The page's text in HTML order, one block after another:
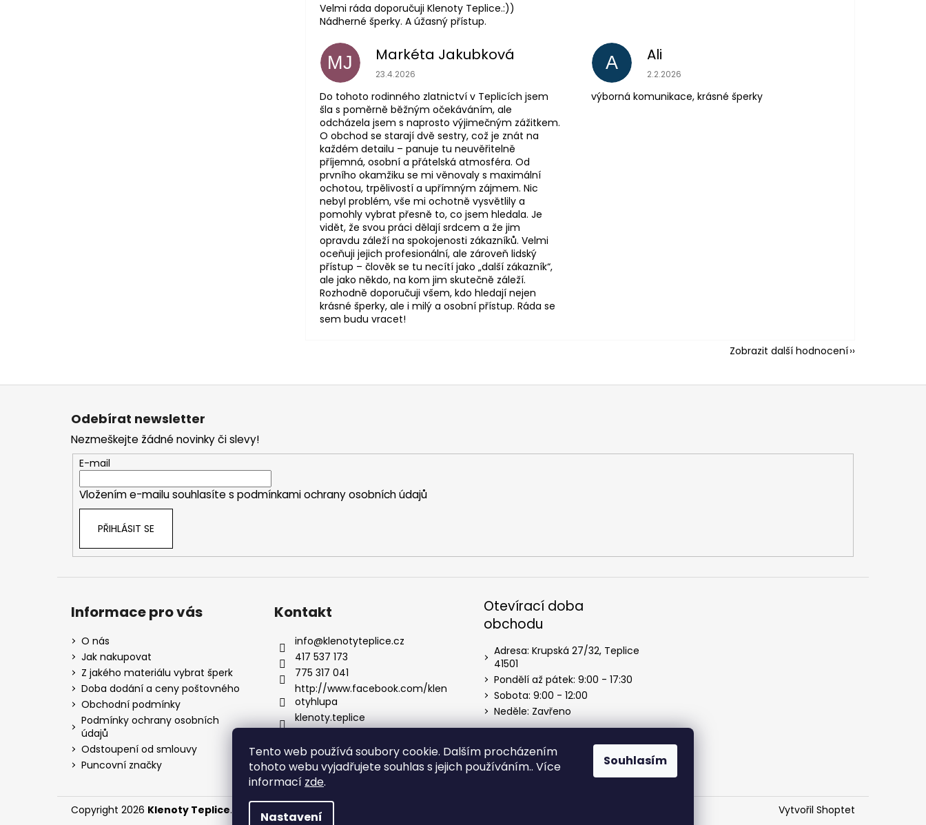
Tento web používá soubory cookie. Dalším procházením
tohoto webu vyjadřujete souhlas s jejich používáním.. Více
informací zde.
Nastavení
Souhlasím
Velmi ráda doporučuji Klenoty Teplice.:))
Nádherné šperky. A úžasný přístup.
MJ Markéta Jakubková
Hodnocení obchodu je 5 z 5 hvězdiček.
23.4.2026
Do tohoto rodinného zlatnictví v Teplicích jsem
šla s poměrně běžným očekáváním, ale
odcházela jsem s naprosto výjimečným zážitkem.
O obchod se starají dvě sestry, což je znát na
každém detailu – panuje tu neuvěřitelně
příjemná, osobní a přátelská atmosféra. Od
prvního okamžiku se mi věnovaly s maximální
ochotou, trpělivostí a upřímným zájmem. Nic
nebyl problém, vše mi ochotně vysvětlily a
pomohly vybrat přesně to, co jsem hledala. Je
vidět, že svou práci dělají srdcem a že jim
opravdu záleží na spokojenosti zákazníků. Velmi
oceňuji jejich profesionální, ale zároveň lidský
přístup – člověk se tu necítí jako „další zákazník“,
ale jako někdo, na kom jim skutečně záleží.
Rozhodně doporučuji všem, kdo hledají nejen
krásné šperky, ale i milý a osobní přístup. Ráda se
sem budu vracet!
A Ali
Hodnocení obchodu je 5 z 5 hvězdiček.
2.2.2026
výborná komunikace, krásné šperky
Zobrazit další hodnocení
Z
Odebírat newsletter
Nezmeškejte žádné novinky či slevy!
E-mail
Vložením e-mailu souhlasíte s podmínkami ochrany osobních údajů
PŘIHLÁSIT SE
Informace pro vás
O nás
Jak nakupovat
Z jakého materiálu vybrat šperk
Doba dodání a ceny poštovného
Obchodní podmínky
Podmínky ochrany osobních
údajů
Odstoupení od smlouvy
Puncovní značky
Kontakt
info@klenotyteplice.cz
417 537 173
775 317 041
http://www.facebook.com/klen
otyhlupa
klenoty.teplice
Otevírací doba
obchodu
Adresa: Krupská 27/32, Teplice
41501
Pondělí až pátek: 9:00 - 17:30
Sobota: 9:00 - 12:00
Neděle: Zavřeno
Vytvořil Shoptet
Copyright 2026 Klenoty Teplice. Všechna práva vyhrazena.